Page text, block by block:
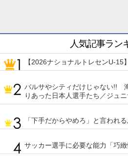
人気記事ラン
【2026ナショナルトレセンU-15
バルサやシティだけじゃない!!
りあった日本人選手たち／ジュ
「下手だからやめろ」と言われ
サッカー選手に必要な能力「巧緻